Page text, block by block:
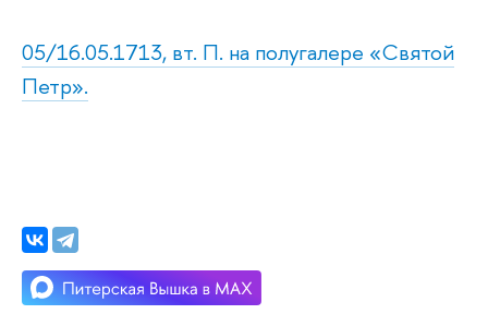
05/16.05.1713, вт. П. на полугалере «Святой
Петр».